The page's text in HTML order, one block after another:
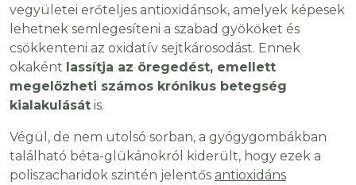
vegyületei erőteljes antioxidánsok, amelyek képesek
lehetnek semlegesíteni a szabad gyököket és
csökkenteni az oxidatív sejtkárosodást. Ennek
okaként lassítja az öregedést, emellett
megelőzheti számos krónikus betegség
kialakulását is.
Végül, de nem utolsó sorban, a gyógygombákban
található béta-glükánokról kiderült, hogy ezek a
poliszacharidok szintén jelentős antioxidáns